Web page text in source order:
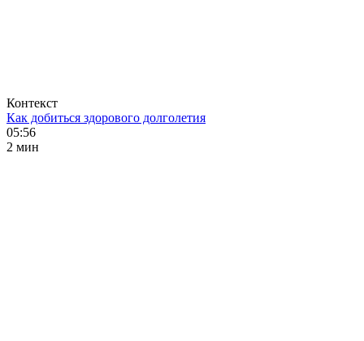
Контекст
Как добиться здорового долголетия
05:56
2 мин